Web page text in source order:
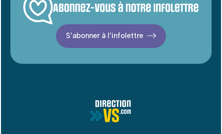
Abonnez-vous à notre infolettre
S’abonner à l’infolettre